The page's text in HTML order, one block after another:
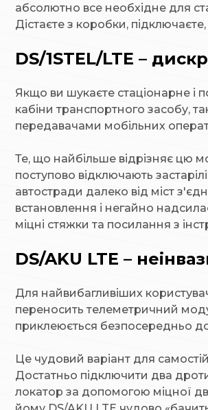
абсолютно все необхідне для
Дістаєте з коробки,
DS/1STEL/LTE –
Якщо ви шукаєте стаціонарне і
кабіни транспортного засобу,
передавачами мобільних
Те, що найбільше відрізняє цю
поступово відключають
автостради далеко від міст
встановлення і негайно
міцні стяжки та посилання з
DS/AKU LTE –
Для найвибагливіших
переносить телеметричний
приклеюється безпосередньо
Це чудовий варіант для
Достатньо підключити два
локатор за допомогою міцної